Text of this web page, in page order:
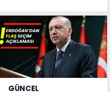
GÜNCEL